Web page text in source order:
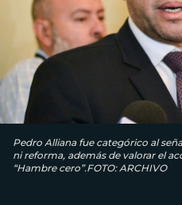
Pedro Alliana fue categórico al
ni reforma, además de valorar el
“Hambre cero”.FOTO: ARCHIVO